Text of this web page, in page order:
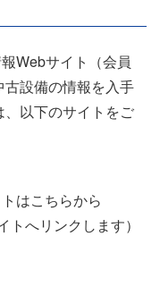
Webサイト（会員
設備の情報を入手
以下のサイトをご
はこちらから
トへリンクします）